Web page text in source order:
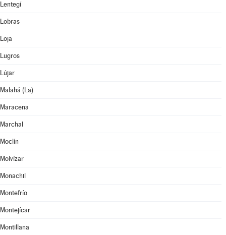
Lentegí
Lobras
Loja
Lugros
Lújar
Malahá (La)
Maracena
Marchal
Moclín
Molvízar
Monachil
Montefrío
Montejícar
Montillana